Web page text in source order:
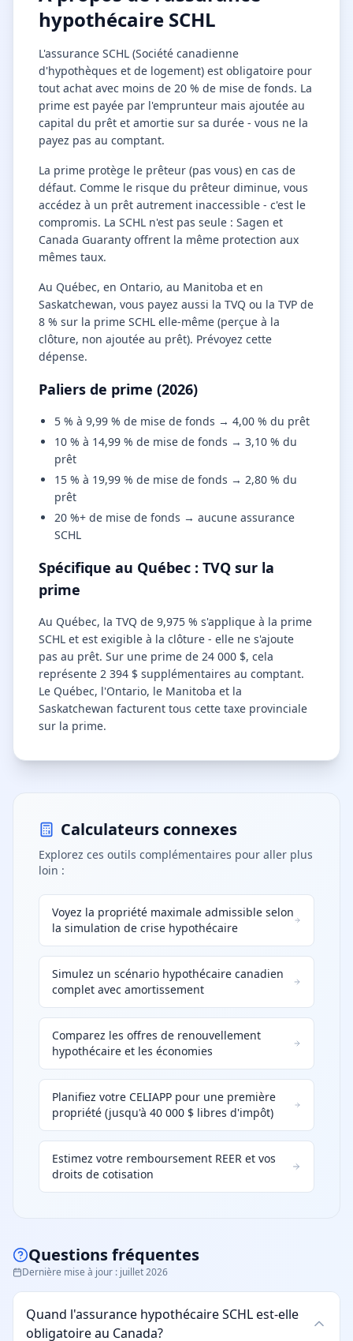
hypothécaire SCHL
L'assurance SCHL (Société canadienne
d'hypothèques et de logement) est obligatoire pour
tout achat avec moins de 20 % de mise de fonds. La
prime est payée par l'emprunteur mais ajoutée au
capital du prêt et amortie sur sa durée - vous ne la
payez pas au comptant.
La prime protège le prêteur (pas vous) en cas de
défaut. Comme le risque du prêteur diminue, vous
accédez à un prêt autrement inaccessible - c'est le
compromis. La SCHL n'est pas seule : Sagen et
Canada Guaranty offrent la même protection aux
mêmes taux.
Au Québec, en Ontario, au Manitoba et en
Saskatchewan, vous payez aussi la TVQ ou la TVP de
8 % sur la prime SCHL elle-même (perçue à la
clôture, non ajoutée au prêt). Prévoyez cette
dépense.
Paliers de prime (2026)
5 % à 9,99 % de mise de fonds → 4,00 % du prêt
10 % à 14,99 % de mise de fonds → 3,10 % du
prêt
15 % à 19,99 % de mise de fonds → 2,80 % du
prêt
20 %+ de mise de fonds → aucune assurance
SCHL
Spécifique au Québec : TVQ sur la
prime
Au Québec, la TVQ de 9,975 % s'applique à la prime
SCHL et est exigible à la clôture - elle ne s'ajoute
pas au prêt. Sur une prime de 24 000 $, cela
représente 2 394 $ supplémentaires au comptant.
Le Québec, l'Ontario, le Manitoba et la
Saskatchewan facturent tous cette taxe provinciale
sur la prime.
Calculateurs connexes
Explorez ces outils complémentaires pour aller plus
loin :
Voyez la propriété maximale admissible selon
la simulation de crise hypothécaire
Simulez un scénario hypothécaire canadien
complet avec amortissement
Comparez les offres de renouvellement
hypothécaire et les économies
Planifiez votre CELIAPP pour une première
propriété (jusqu'à 40 000 $ libres d'impôt)
Estimez votre remboursement REER et vos
droits de cotisation
Questions fréquentes
Dernière mise à jour : juillet 2026
Quand l'assurance hypothécaire SCHL est-elle
obligatoire au Canada?